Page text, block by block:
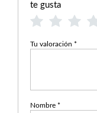
te gusta
Tu valoración *
Nombre *